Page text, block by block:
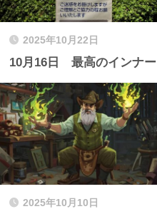
2025年10月22日
10月16日 最高のインナー
2025年10月10日